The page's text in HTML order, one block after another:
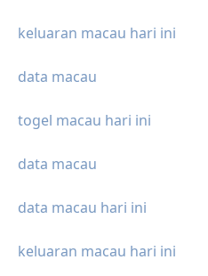
keluaran macau hari ini
data macau
togel macau hari ini
data macau
data macau hari ini
keluaran macau hari ini